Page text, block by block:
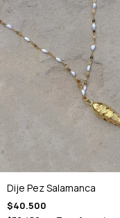
Dije Pez Salamanca
$40.500